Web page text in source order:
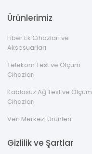
Ürünlerimiz
Fiber Ek Cihazları ve
Aksesuarları
Telekom Test ve Ölçüm
Cihazları
Kablosuz Ağ Test ve Ölçüm
Cihazları
Veri Merkezi Ürünleri
Gizlilik ve Şartlar